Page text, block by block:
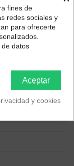
en el
con el
la Aurora
pedido?
precios e
fines de
redes sociales y
para ofrecerte
datos
Aceptar
y cookies